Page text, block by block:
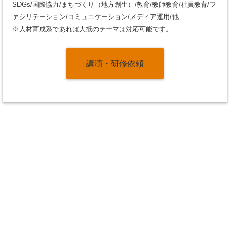
SDGs/国際協力/まちづくり（地方創生）/教育/教師教育/社員教育/フ
ァシリテーション/コミュニケーション/メディア運用/他
※人材育成系であれば大抵のテーマは対応可能です。
講演・研修依頼